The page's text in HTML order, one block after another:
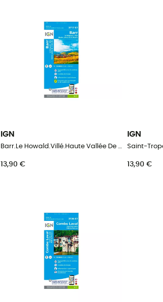
IGN
Barr.Le Howald.Villé.Haute Vallée De La Bruche
13,90 €
IGN
13,90 €